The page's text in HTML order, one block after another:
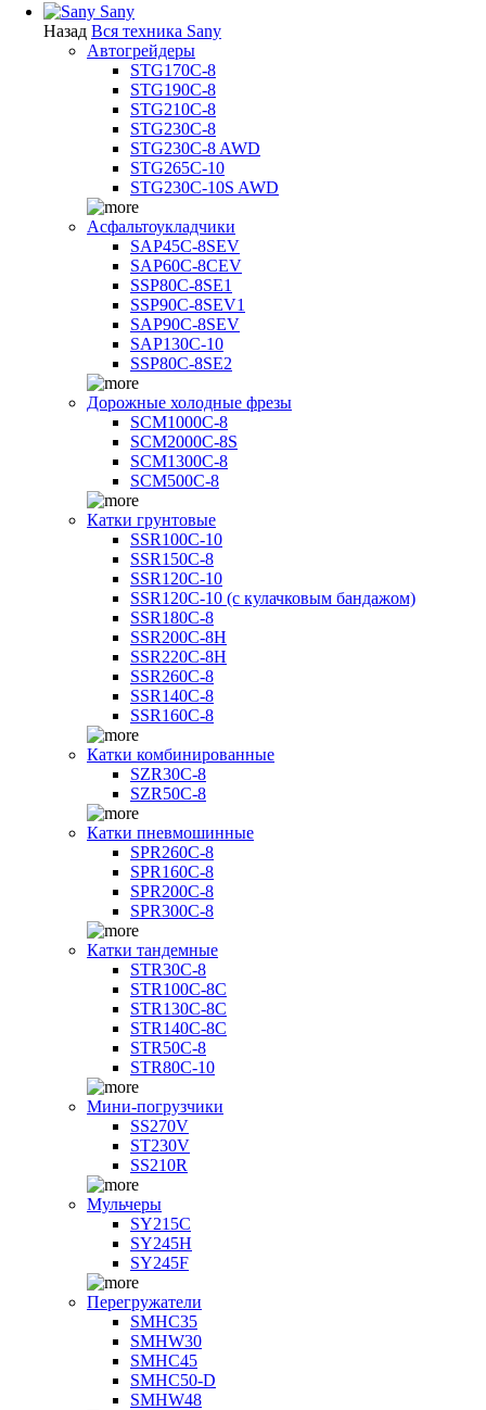
Sany
Назад Вся техника Sany
Автогрейдеры
STG170C-8
STG190C-8
STG210C-8
STG230C-8
STG230C-8 AWD
STG265C-10
STG230C-10S AWD
Асфальтоукладчики
SAP45С-8SEV
SAP60C-8CEV
SSP80C-8SE1
SSP90C-8SEV1
SAP90C-8SEV
SAP130C-10
SSP80C-8SE2
Дорожные холодные фрезы
SCM1000C-8
SCM2000C-8S
SCM1300C-8
SCM500C-8
Катки грунтовые
SSR100C-10
SSR150C-8
SSR120C-10
SSR120C-10 (с кулачковым бандажом)
SSR180C-8
SSR200C-8H
SSR220C-8H
SSR260C-8
SSR140C-8
SSR160C-8
Катки комбинированные
SZR30C-8
SZR50C-8
Катки пневмошинные
SPR260C-8
SPR160C-8
SPR200C-8
SPR300C-8
Катки тандемные
STR30C-8
STR100C-8С
STR130C-8С
STR140C-8С
STR50C-8
STR80C-10
Мини-погрузчики
SS270V
ST230V
SS210R
Мульчеры
SY215C
SY245H
SY245F
Перегружатели
SMHC35
SMHW30
SMHC45
SMHC50-D
SMHW48